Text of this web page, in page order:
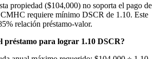
propiedad ($104,000) no soporta el pago de
requiere mínimo DSCR de 1.10. Este
relación préstamo-valor.
préstamo para lograr 1.10 DSCR?